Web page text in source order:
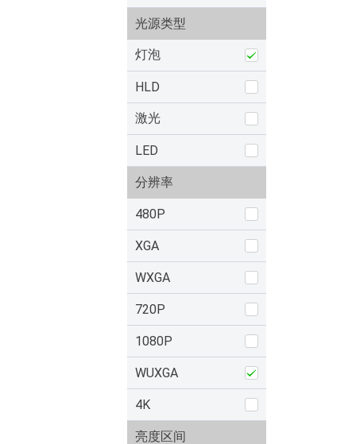
光源类型
灯泡
HLD
激光
LED
分辨率
480P
XGA
WXGA
720P
1080P
WUXGA
4K
亮度区间